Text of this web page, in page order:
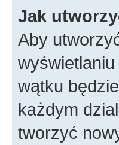
Jak
Aby
wątku
każdym
tworzyć